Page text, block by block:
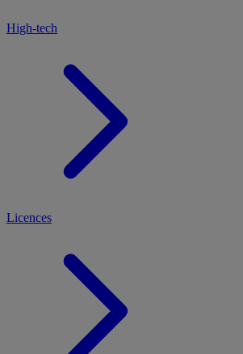
High-tech
Licences